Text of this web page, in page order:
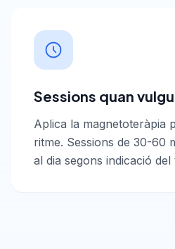
Sessions quan
Aplica la magnetoteràpia
ritme. Sessions de 30-60
al dia segons indicació